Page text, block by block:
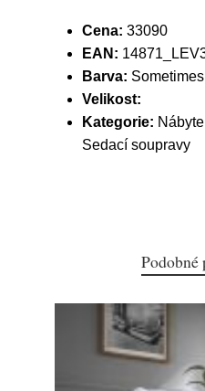
Cena: 33090
EAN:
Barva:
Velikost:
Kategorie:
Sedací soupravy